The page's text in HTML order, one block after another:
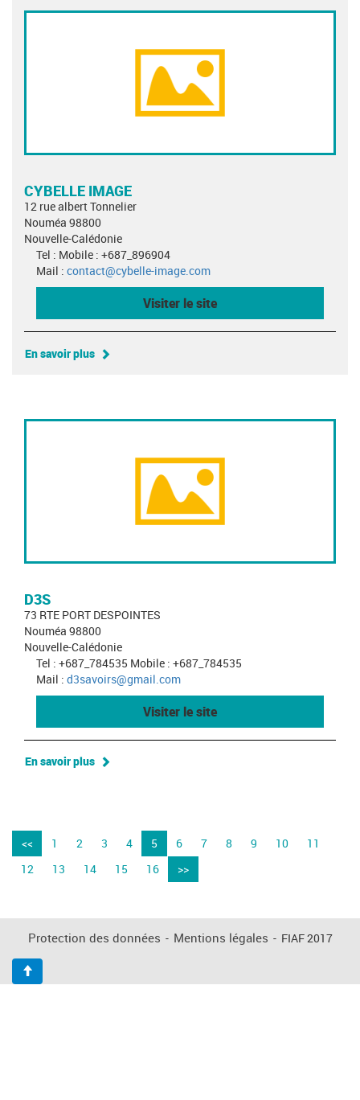
CYBELLE IMAGE
12 rue albert Tonnelier
Nouméa 98800
Nouvelle-Calédonie
Tel : Mobile : +687_896904
Mail : contact@cybelle-image.com
Visiter le site
En savoir plus
D3S
73 RTE PORT DESPOINTES
Nouméa 98800
Nouvelle-Calédonie
Tel : +687_784535 Mobile : +687_784535
Mail : d3savoirs@gmail.com
Visiter le site
En savoir plus
<< 1 2 3 4 5 6 7 8 9 10
11
12
13 14 15 16 >>
Protection des données - Mentions légales - FIAF 2017